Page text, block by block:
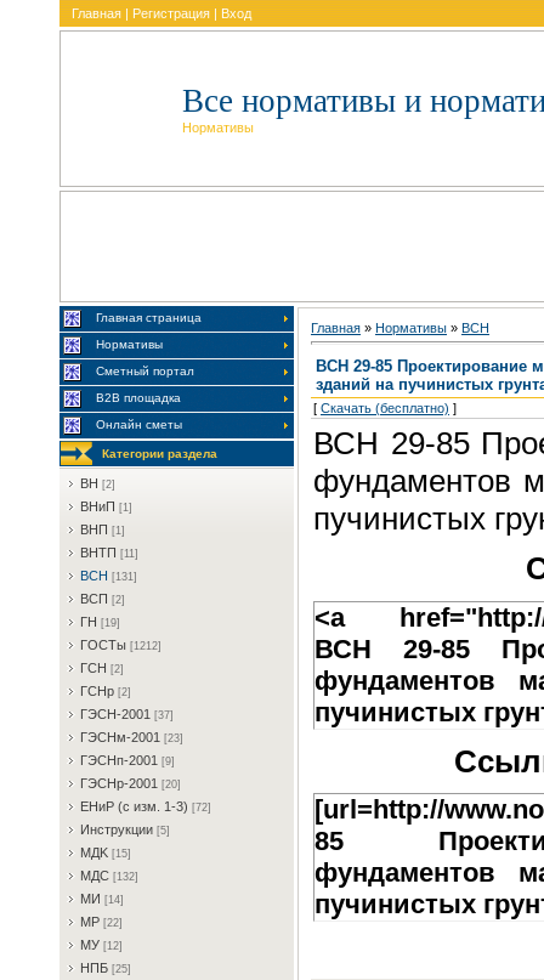
Главная | Регистрация | Вход
Все нормативы и
Нормативы
Главная страница
Нормативы
Сметный портал
В2В площадка
Онлайн сметы
Категории раздела
BH [2]
BHиП [1]
BHП [1]
BHTП [11]
BCH [131]
BCП [2]
ГH [19]
ГOCTы [1212]
ГCH [2]
ГCHp [2]
ГЭCH-2001 [37]
ГЭCHм-2001 [23]
ГЭCHп-2001 [9]
ГЭCHp-2001 [20]
EHиP (c изм. 1-3) [72]
Инcтpукции [5]
MДK [15]
MДC [132]
MИ [14]
MP [22]
MУ [12]
HПБ [25]
Главная » Нормативы » BCH
ВСН 29-85 Проектирование
зданий на пучинистых
[ Скачать (бесплатно) ]
ВСН 29-85
фундаментов
пучинистых
<a href="http://
ВСН 29-85
фундаментов
пучинистых
[url=http://
85
фундаментов
пучинистых